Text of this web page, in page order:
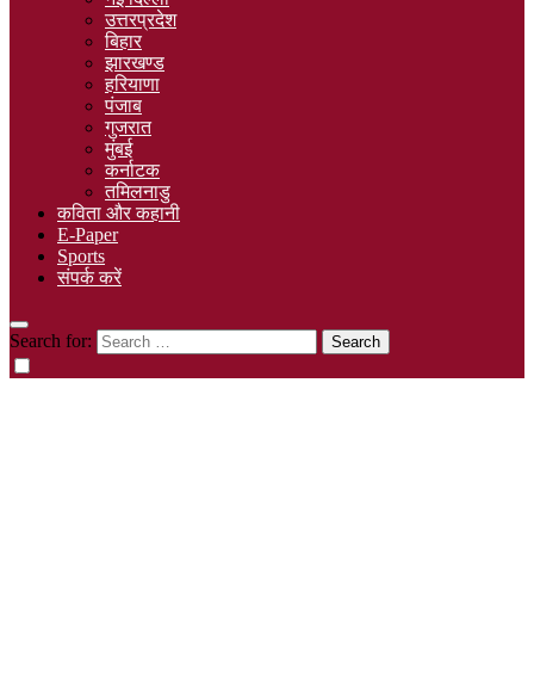
उत्तरप्रदेश
बिहार
झारखण्ड
हरियाणा
पंजाब
गुजरात
मुंबई
कर्नाटक
तमिलनाडु
कविता और कहानी
E-Paper
Sports
संपर्क करें
Search for: